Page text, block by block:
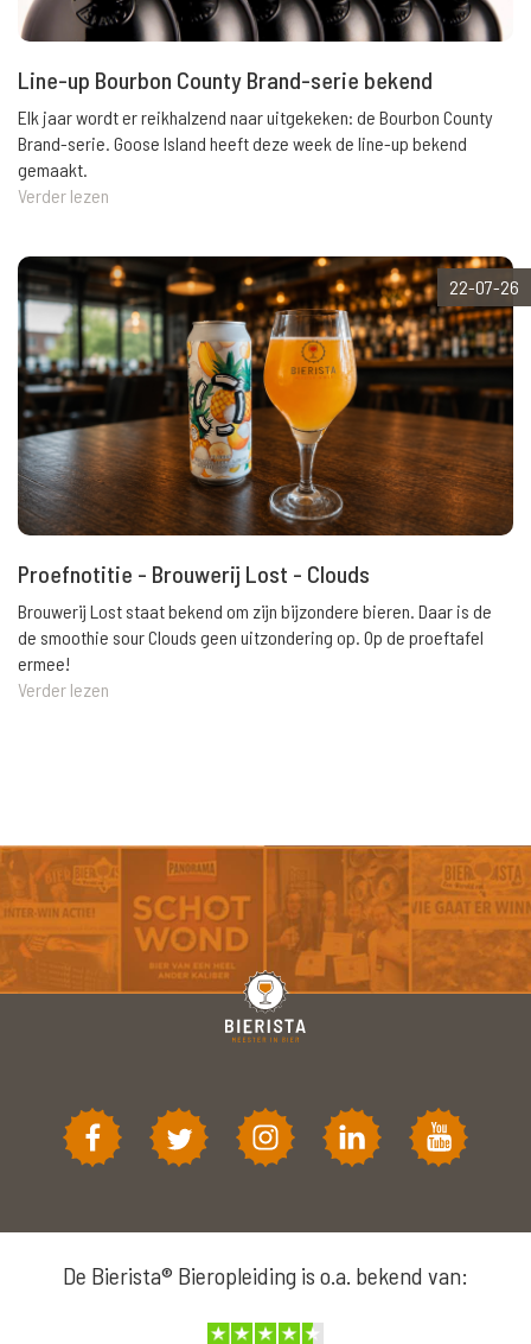
Line-up Bourbon County Brand-serie bekend
Elk jaar wordt er reikhalzend naar uitgekeken: de Bourbon County
Brand-serie. Goose Island heeft deze week de line-up bekend
gemaakt.
Verder lezen
22-07-26
Proefnotitie - Brouwerij Lost - Clouds
Brouwerij Lost staat bekend om zijn bijzondere bieren. Daar is de
de smoothie sour Clouds geen uitzondering op. Op de proeftafel
ermee!
Verder lezen
De Bierista® Bieropleiding is o.a. bekend van: